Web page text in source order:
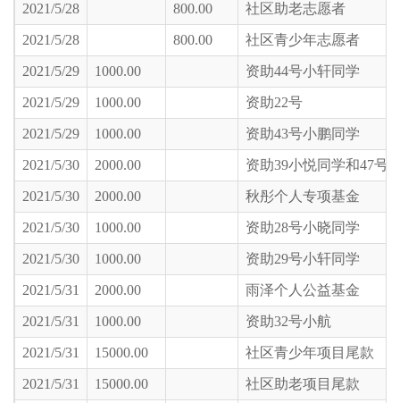
2021/5/28 800.00 社区助老志愿者
2021/5/28 800.00 社区青少年志愿者
2021/5/29 1000.00 资助44号小轩同学
2021/5/29 1000.00 资助22号
2021/5/29 1000.00 资助43号小鹏同学
2021/5/30 2000.00 资助39小悦同学和47号
2021/5/30 2000.00 秋彤个人专项基金
2021/5/30 1000.00 资助28号小晓同学
2021/5/30 1000.00 资助29号小轩同学
2021/5/31 2000.00 雨泽个人公益基金
2021/5/31 1000.00 资助32号小航
2021/5/31 15000.00 社区青少年项目尾款
2021/5/31 15000.00 社区助老项目尾款